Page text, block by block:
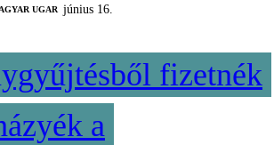
UGAR június 16.
fizetnék
a